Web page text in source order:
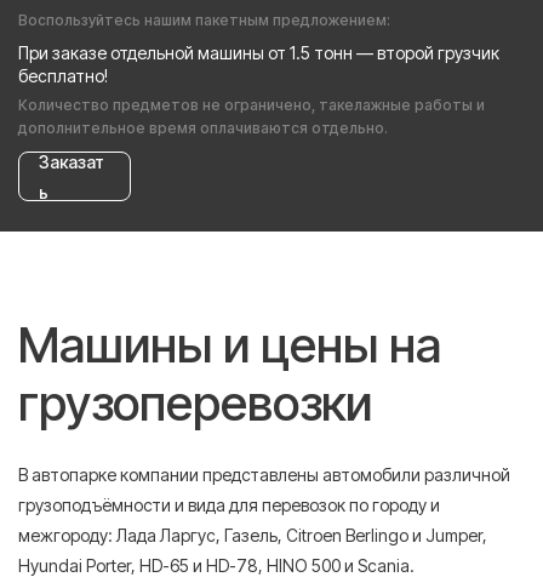
Воспользуйтесь нашим пакетным предложением:
При заказе отдельной машины от 1.5 тонн — второй грузчик
бесплатно!
Количество предметов не ограничено, такелажные работы и
дополнительное время оплачиваются отдельно.
Заказат
ь
Машины и цены на
грузоперевозки
В автопарке компании представлены автомобили различной
грузоподъёмности и вида для перевозок по городу и
межгороду: Лада Ларгус, Газель, Citroen Berlingo и Jumper,
Hyundai Porter, HD-65 и HD-78, HINO 500 и Scania.